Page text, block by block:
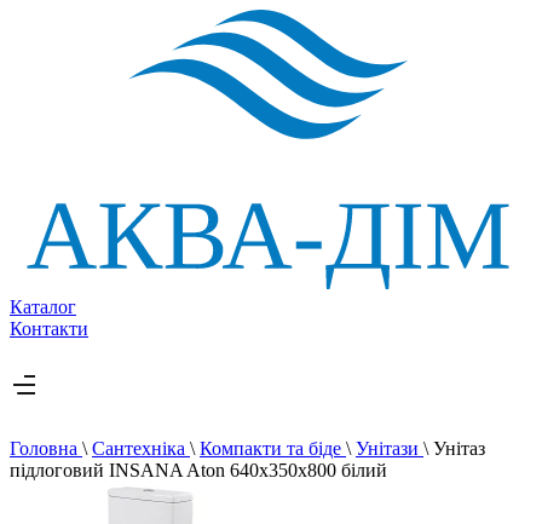
Каталог
Контакти
Головна \ Сантехніка \ Компакти та біде \ Унітази \ Унітаз
підлоговий INSANA Aton 640х350х800 білий